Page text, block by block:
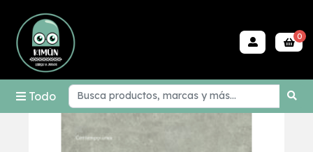
Todo
0